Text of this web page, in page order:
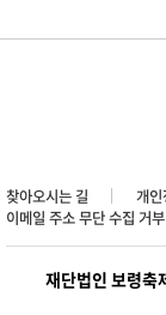
찾아오시는 길 개인
이메일 주소 무단 수집 거부
재단법인 보령축